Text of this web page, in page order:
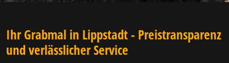
Ihr Grabmal in Lippstadt - Preistransparenz
und verlässlicher Service